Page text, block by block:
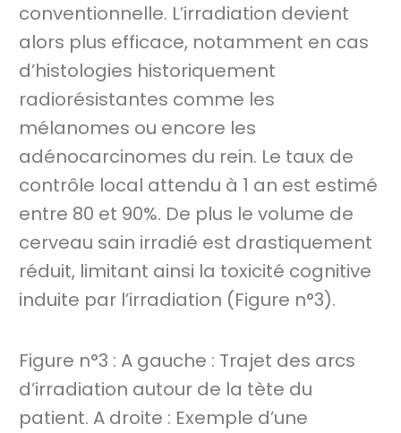
conventionnelle. L’irradiation devient
alors plus efficace, notamment en cas
d’histologies historiquement
radiorésistantes comme les
mélanomes ou encore les
adénocarcinomes du rein. Le taux de
contrôle local attendu à 1 an est estimé
entre 80 et 90%. De plus le volume de
cerveau sain irradié est drastiquement
réduit, limitant ainsi la toxicité cognitive
induite par l’irradiation (Figure n°3).
Figure n°3 : A gauche : Trajet des arcs
d’irradiation autour de la tète du
patient. A droite : Exemple d’une